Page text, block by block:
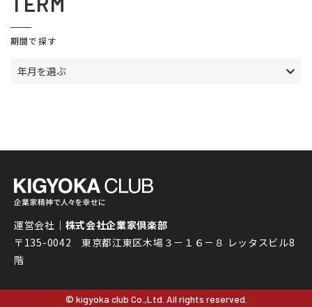
期間で探す
年月を選ぶ
運営会社｜ 株式会社企業家倶楽部
〒135-0042 東京都江東区木場３－１６－８ レッタスビル8
階
© kigyoka club Co.,Ltd. All rights reserved.